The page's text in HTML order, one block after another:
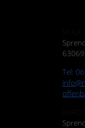
Tel: